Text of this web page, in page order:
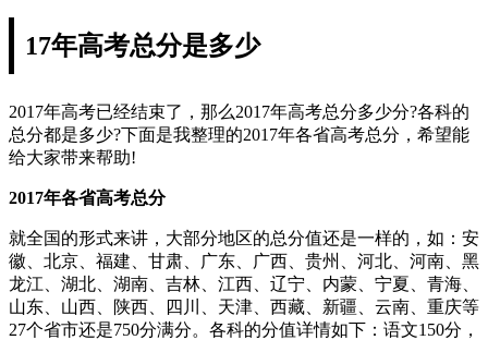
17年高考总分是多少
2017年高考已经结束了，那么2017年高考总分多少分?各科的
总分都是多少?下面是我整理的2017年各省高考总分，希望能
给大家带来帮助!
2017年各省高考总分
就全国的形式来讲，大部分地区的总分值还是一样的，如：安
徽、北京、福建、甘肃、广东、广西、贵州、河北、河南、黑
龙江、湖北、湖南、吉林、江西、辽宁、内蒙、宁夏、青海、
山东、山西、陕西、四川、天津、西藏、新疆、云南、重庆等
27个省市还是750分满分。各科的分值详情如下：语文150分，